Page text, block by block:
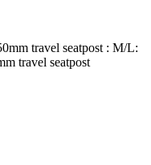
travel seatpost : M/L:
travel seatpost